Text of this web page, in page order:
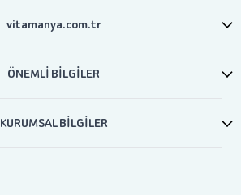
vitamanya.com.tr
ÖNEMLİ BİLGİLER
KURUMSAL BİLGİLER